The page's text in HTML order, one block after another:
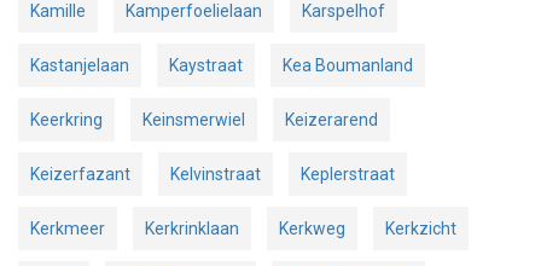
Kamille Kamperfoelielaan Karspelhof
Kastanjelaan Kaystraat Kea Boumanland
Keerkring Keinsmerwiel Keizerarend
Keizerfazant Kelvinstraat Keplerstraat
Kerkmeer Kerkrinklaan Kerkweg Kerkzicht